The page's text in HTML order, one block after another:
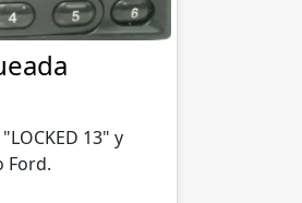
13" y
Ford.